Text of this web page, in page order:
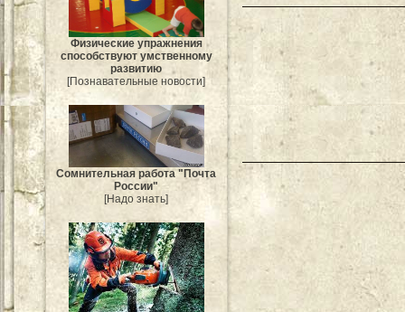
Физические упражнения
способствуют умственному
развитию
[Познавательные новости]
Сомнительная работа "Почта
России"
[Надо знать]